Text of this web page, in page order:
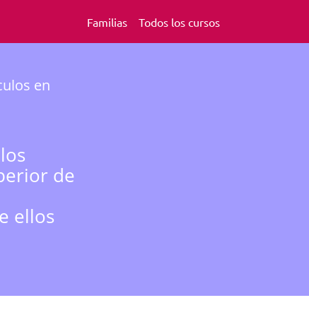
Familias Todos los cursos
en
de
ellos